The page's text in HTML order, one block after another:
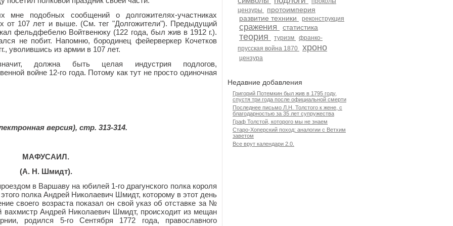
мне подобных сообщений о долгожителях-участниках
от 107 лет и выше. (См. тег "Долгожители"). Предыдущий
фельдфебелю Войтвенюку (122 года, был жив в 1912 г.).
не побит. Напомню, бородинец фейерверкер Кочетков
уволившись из армии в 107 лет.
должна быть целая индустрия подлогов,
войне 12-го года. Потому как тут не просто одиночная
версия), стр. 313-314.
МАФУСАИЛ.
(A. H. Шмидт).
в Варшаву на юбилей 1-го драгунского полка короля
полка Андрей Николаевич Шмидт, которому в этот день
своего возраста показал он свой указ об отставке за №
вахмистр Андрей Николаевич Шмидт, происходит из мещан
родился 5-го Сентября 1772 года, православного
цензуры
протоимперия
развитие техники
реконструкция
сражения статистика
теория туризм
франко-
прусская война 1870
хроно
цензура
Недавние добавления
Григорий Потемкин был жив в 1795 году,
спустя три года после официальной смерти
Последнее письмо Л.Н. Толстого к жене, с
благодарностью за 35 лет супружества
Граф Толстой, которого мы не знаем
Старо-Хоперский поход: аналогии с Ветхим
заветом
Все врут календари 2.0.